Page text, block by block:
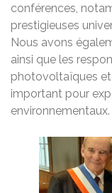
conférences,
prestigieuses
Nous avons
ainsi que les
photovoltaïques et
important pour
environnementaux.